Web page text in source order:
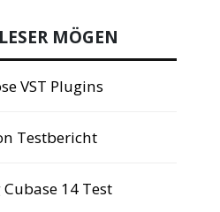
MÖGEN
VST Plugins
Testbericht
14 Test